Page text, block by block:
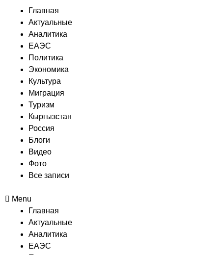
Главная
Актуальные
Аналитика
ЕАЭС
Политика
Экономика
Культура
Миграция
Туризм
Кыргызстан
Россия
Блоги
Видео
Фото
Все записи
Menu
Главная
Актуальные
Аналитика
ЕАЭС